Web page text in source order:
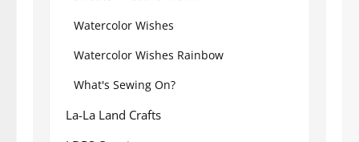
Watercolor Wishes
Watercolor Wishes Rainbow
What's Sewing On?
La-La Land Crafts